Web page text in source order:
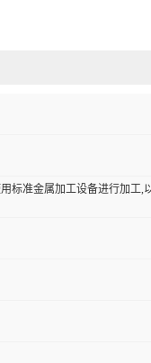
标准金属加工设备进行加工